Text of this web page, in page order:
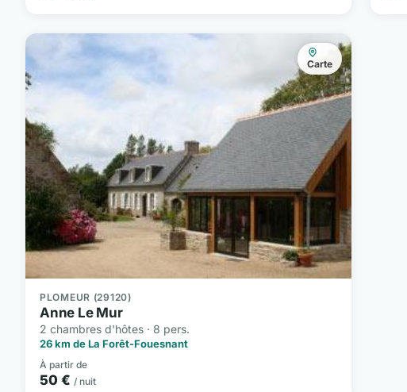
Carte
PLOMEUR (29120)
Anne Le Mur
2 chambres d'hôtes · 8 pers.
26 km de La Forêt-Fouesnant
À partir de
50 € / nuit